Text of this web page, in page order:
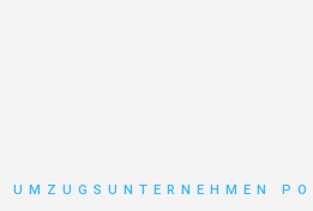
UMZUGSUNTERNEHMEN